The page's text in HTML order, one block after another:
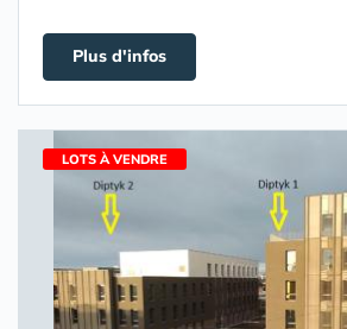
Plus d'infos
LOTS À VENDRE